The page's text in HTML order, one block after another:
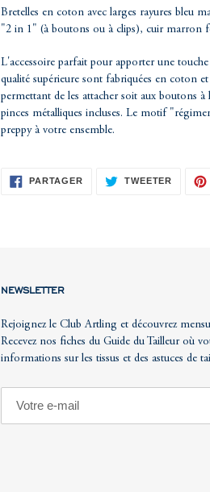
panier
Bretelles en coton avec larges rayures bleu
"2 in 1" (à boutons ou à clips), cuir marron
L'accessoire parfait pour apporter une
qualité supérieure sont fabriquées en coton
permettant de les attacher soit aux boutons
pinces métalliques incluses. Le motif
preppy à votre ensemble.
PARTAGER PARTAGERTWEETER
NEWSLETTER
Rejoignez le Club Artling et découvrez
Recevez nos fiches du Guide du Tailleur où
informations sur les tissus et des astuces de